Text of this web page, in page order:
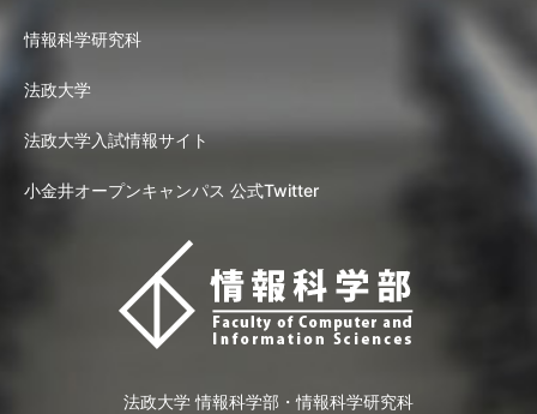
情報科学研究科
法政大学
法政大学入試情報サイト
小金井オープンキャンパス 公式Twitter
法政大学 情報科学部・情報科学研究科